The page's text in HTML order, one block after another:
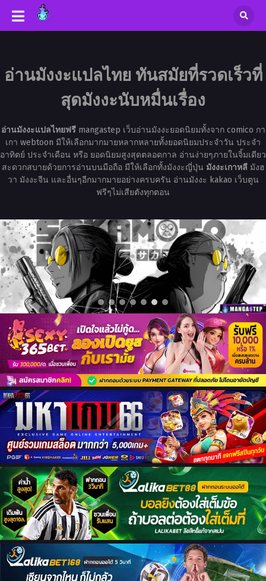
อ่านมังงะแปลไทย ทันสมัยที่รวดเร็วที่
สุดมังงะนับหมื่นเรื่อง
อ่านมังงะแปลไทยฟรีmangastep เว็บอ่านมังงะยอดนิยมทั้งจาก comico กา
เกา webtoon มีให้เลือกมากมายหลากหลายทั้งยอดนิยมประจำวัน ประจำ
อาทิตย์ ประจำเดือน หรือ ยอดนิยมสูงสุดตลอดกาล อ่านง่ายๆภายในจิ้มเดียว
สะดวกสบายด้วยการอ่านบนมือถือ มีให้เลือกทั้งมังงะญี่ปุ่น มังงะเกาหลีมังฮ
วา มังงะจีน และอื่นๆอีกมากมายอย่างครบครัน อ่านมังงะ kakao เว็บตูน
ฟรีๆไม่เสียตังทุกตอน